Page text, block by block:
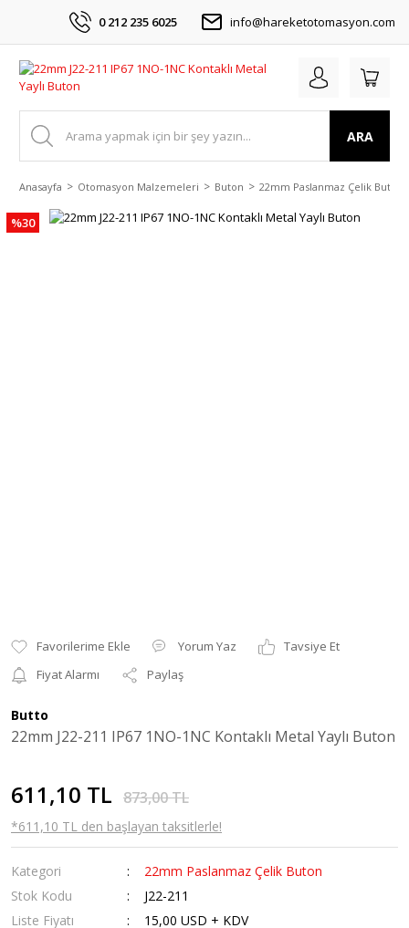
0 212 235 6025 info@hareketotomasyon.com
ARA
Anasayfa Otomasyon Malzemeleri Buton 22mm Paslanmaz Çelik Buton
%30
Yorum Yaz
Tavsiye Et
Fiyat Alarmı
Paylaş
Butto
22mm J22-211 IP67 1NO-1NC Kontaklı Metal Yaylı Buton
611,10 TL 873,00 TL
*611,10 TL den başlayan taksitlerle!
Kategori
22mm Paslanmaz Çelik Buton
Stok Kodu
J22-211
Liste Fiyatı
15,00 USD + KDV